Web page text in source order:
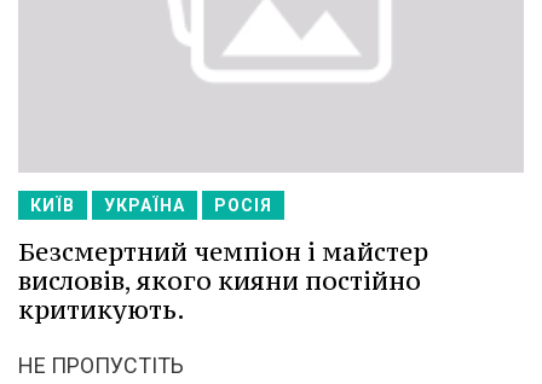
КИЇВ УКРАЇНА РОСІЯ
Безсмертний чемпіон і майстер
висловів, якого кияни постійно
критикують.
НЕ ПРОПУСТІТЬ